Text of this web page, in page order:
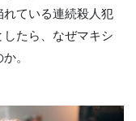
ている連続殺人犯
たら、なぜマキシ
。